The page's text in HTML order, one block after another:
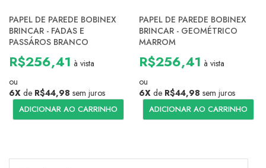
PAPEL DE PAREDE BOBINEX
BRINCAR - FADAS E
PASSÁROS BRANCO
R$256,41 à vista
ou
6X de R$44,98 sem juros
ADICIONAR AO CARRINHO
PAPEL DE PAREDE BOBINEX
BRINCAR - GEOMÉTRICO
MARROM
R$256,41 à vista
ou
6X de R$44,98 sem juros
ADICIONAR AO CARRINHO